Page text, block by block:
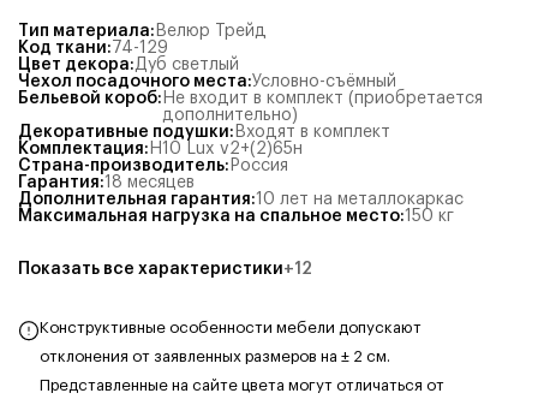
Тип материала: Велюр Трейд
Код ткани: 74-129
Цвет декора:Дуб светлый
Чехол посадочного места:Условно-съёмный
Бельевой короб: Не входит в комплект (приобретается
дополнительно)
Декоративные подушки: Входят в комплект
Комплектация: Н10 Lux v2+(2)65н
Страна-производитель: Россия
Гарантия:18 месяцев
Дополнительная гарантия:10 лет на металлокаркас
Максимальная нагрузка на спальное место:150 кг
Показать все характеристики+12
Конструктивные особенности мебели допускают
отклонения от заявленных размеров на ± 2 см.
Представленные на сайте цвета могут отличаться от